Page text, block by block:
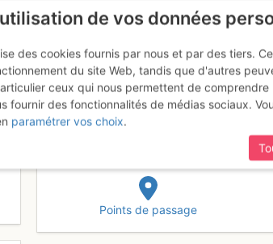
Points de passage
de vos données
des cookies fournis par nous et par des tiers.
du site Web, tandis que d'autres
ceux qui nous permettent de
fournir des fonctionnalités de médias sociaux.
paramétrer vos choix.